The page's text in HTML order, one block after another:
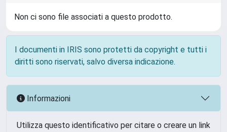
Non ci sono file associati a questo prodotto.
I documenti in IRIS sono protetti da copyright e tutti i
diritti sono riservati, salvo diversa indicazione.
Informazioni
Utilizza questo identificativo per citare o creare un link